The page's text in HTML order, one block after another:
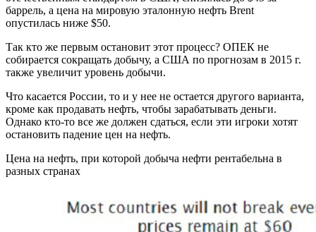
баррель, а цена на мировую эталонную нефть Brent
опустилась ниже $50.
Так кто же первым остановит этот процесс? ОПЕК не
собирается сокращать добычу, а США по прогнозам в 2015 г.
также увеличит уровень добычи.
Что касается России, то и у нее не остается другого варианта,
кроме как продавать нефть, чтобы зарабатывать деньги.
Однако кто-то все же должен сдаться, если эти игроки хотят
остановить падение цен на нефть.
Цена на нефть, при которой добыча нефти рентабельна в
разных странах